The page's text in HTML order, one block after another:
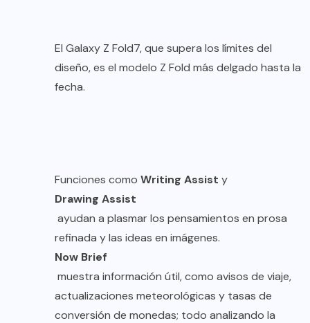
El Galaxy Z Fold7, que supera los límites del
diseño, es el modelo Z Fold más delgado hasta la
fecha.
Funciones como Writing Assist y
Drawing Assist
ayudan a plasmar los pensamientos en prosa
refinada y las ideas en imágenes.
Now Brief
muestra información útil, como avisos de viaje,
actualizaciones meteorológicas y tasas de
conversión de monedas; todo analizando la